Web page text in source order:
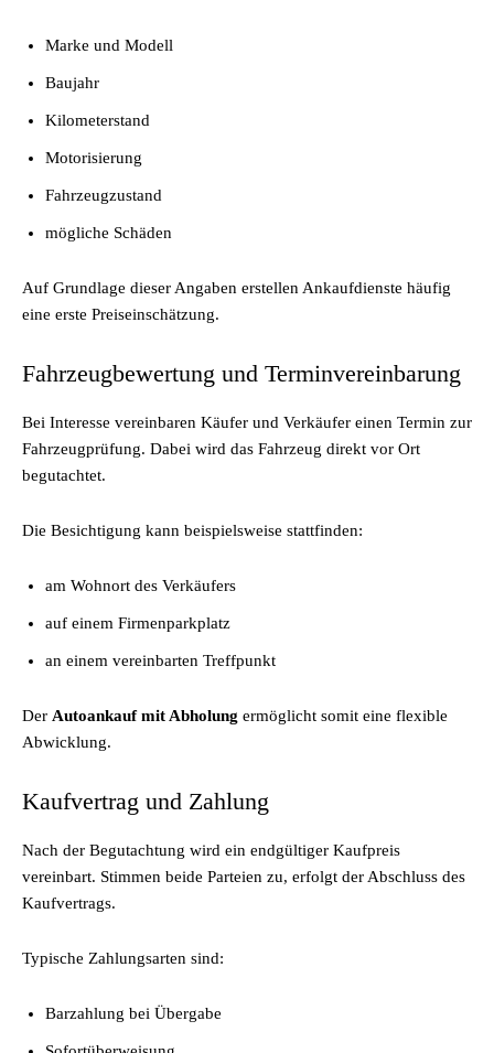
Marke und Modell
Baujahr
Kilometerstand
Motorisierung
Fahrzeugzustand
mögliche Schäden
Auf Grundlage dieser Angaben erstellen Ankaufdienste häufig
eine erste Preiseinschätzung.
Fahrzeugbewertung und Terminvereinbarung
Bei Interesse vereinbaren Käufer und Verkäufer einen Termin zur
Fahrzeugprüfung. Dabei wird das Fahrzeug direkt vor Ort
begutachtet.
Die Besichtigung kann beispielsweise stattfinden:
am Wohnort des Verkäufers
auf einem Firmenparkplatz
an einem vereinbarten Treffpunkt
Der Autoankauf mit Abholung ermöglicht somit eine flexible
Abwicklung.
Kaufvertrag und Zahlung
Nach der Begutachtung wird ein endgültiger Kaufpreis
vereinbart. Stimmen beide Parteien zu, erfolgt der Abschluss des
Kaufvertrags.
Typische Zahlungsarten sind:
Barzahlung bei Übergabe